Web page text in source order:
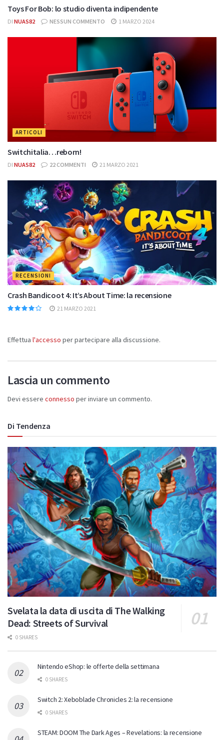
Toys For Bob: lo studio diventa indipendente
DI NUAS82 NESSUN COMMENTO 1 MARZO 2024
ARTICOLI
Switchitalia…reborn!
DI NUAS82 22 COMMENTI 21 MARZO 2021
RECENSIONI
Crash Bandicoot 4: It’s About Time: la recensione
21 MARZO 2021
Effettua l'accesso per partecipare alla discussione.
Lascia un commento
Devi essere connesso per inviare un commento.
Di Tendenza
Svelata la data di uscita di The Walking
Dead: Streets of Survival
0 SHARES
Nintendo eShop: le offerte della settimana
0 SHARES
Switch 2: Xeboblade Chronicles 2: la recensione
0 SHARES
STEAM: DOOM The Dark Ages – Revelations: la recensione